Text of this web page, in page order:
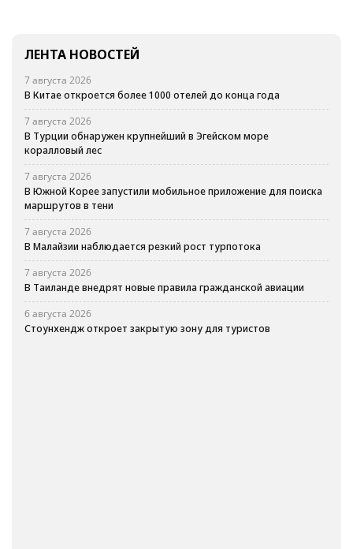
ЛЕНТА НОВОСТЕЙ
7 августа 2026
В Китае откроется более 1000 отелей до конца года
7 августа 2026
В Турции обнаружен крупнейший в Эгейском море
коралловый лес
7 августа 2026
В Южной Корее запустили мобильное приложение для поиска
маршрутов в тени
7 августа 2026
В Малайзии наблюдается резкий рост турпотока
7 августа 2026
В Таиланде внедрят новые правила гражданской авиации
6 августа 2026
Стоунхендж откроет закрытую зону для туристов